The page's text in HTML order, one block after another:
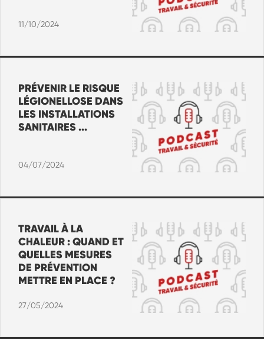
11/10/2024
PRÉVENIR LE RISQUE
LÉGIONELLOSE DANS
LES INSTALLATIONS
SANITAIRES ...
04/07/2024
TRAVAIL À LA
CHALEUR : QUAND ET
QUELLES MESURES
DE PRÉVENTION
METTRE EN PLACE ?
27/05/2024